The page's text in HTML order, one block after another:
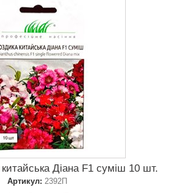
китайська Діана F1 суміш 10 шт.
Артикул: 2392П